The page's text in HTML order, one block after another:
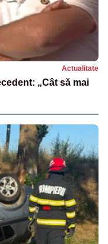
Actualitate
„Cât să mai